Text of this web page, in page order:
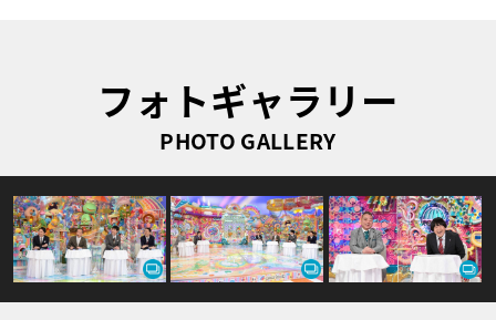
フォトギャラリー
PHOTO GALLERY